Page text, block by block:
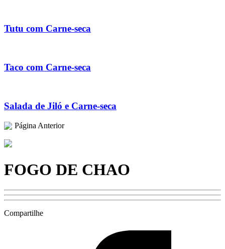
Tutu com Carne-seca
Taco com Carne-seca
Salada de Jiló e Carne-seca
Página Anterior
FOGO DE CHAO
Compartilhe